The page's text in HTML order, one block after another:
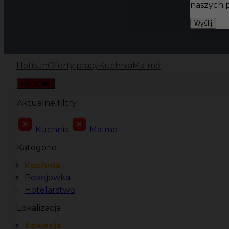
HotistinOferty pracy Kuchnia Malmö
Pokaż filtr
Aktualne filtry
Kuchnia
Malmö
Kategorie
Kuchnia
Pokojówka
Hotelarstwo
Lokalizacja
Szwecja
naszych
Wyślij